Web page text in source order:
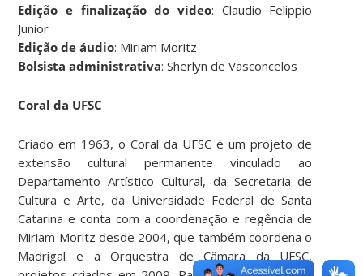
Edição e finalização do vídeo: Claudio Felippio
Junior
Edição de áudio: Miriam Moritz
Bolsista administrativa: Sherlyn de Vasconcelos
Coral da UFSC
Criado em 1963, o Coral da UFSC é um projeto de
extensão cultural permanente vinculado ao
Departamento Artístico Cultural, da Secretaria de
Cultura e Arte, da Universidade Federal de Santa
Catarina e conta com a coordenação e regência de
Miriam Moritz desde 2004, que também coordena o
Madrigal e a Orquestra de Câmara da UFSC,